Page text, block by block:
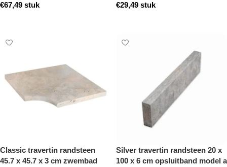
€67,49 stuk
€29,49 stuk
Classic travertin randsteen
45.7 x 45.7 x 3 cm zwembad
Silver travertin randsteen 20 x
100 x 6 cm opsluitband model a